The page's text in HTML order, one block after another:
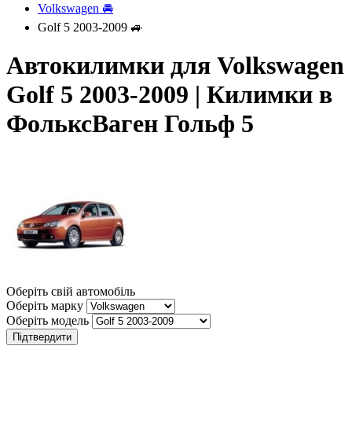
Volkswagen 🚘
Golf 5 2003-2009 🚙
Автокилимки для Volkswagen
Golf 5 2003-2009 | Килимки в
ФольксВаген Гольф 5
Оберіть свій автомобіль
Оберіть марку
Оберіть модель
Підтвердити